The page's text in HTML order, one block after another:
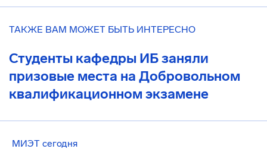
ТАКЖЕ ВАМ МОЖЕТ БЫТЬ ИНТЕРЕСНО
Студенты кафедры ИБ заняли
призовые места на Добровольном
квалификационном экзамене
МИЭТ сегодня